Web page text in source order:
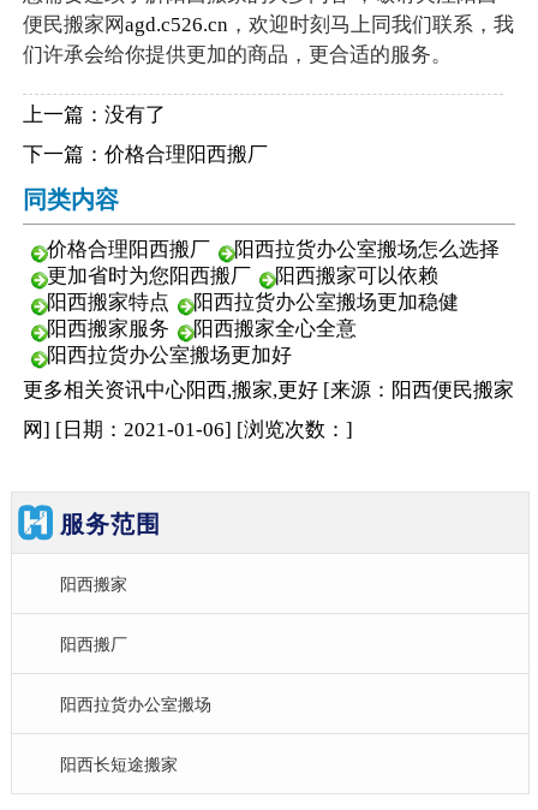
便民搬家网agd.c526.cn，欢迎时刻马上同我们联系，我
们许承会给你提供更加的商品，更合适的服务。
上一篇：没有了
下一篇： 价格合理阳西搬厂
同类内容
价格合理阳西搬厂
阳西拉货办公室搬场怎么选择
更加省时为您阳西搬厂
阳西搬家可以依赖
阳西搬家特点
阳西拉货办公室搬场更加稳健
阳西搬家服务
阳西搬家全心全意
阳西拉货办公室搬场更加好
更多相关资讯中心阳西,搬家,更好 [来源：阳西便民搬家
网] [日期：2021-01-06] [浏览次数： ]
服务范围
阳西搬家
阳西搬厂
阳西拉货办公室搬场
阳西长短途搬家